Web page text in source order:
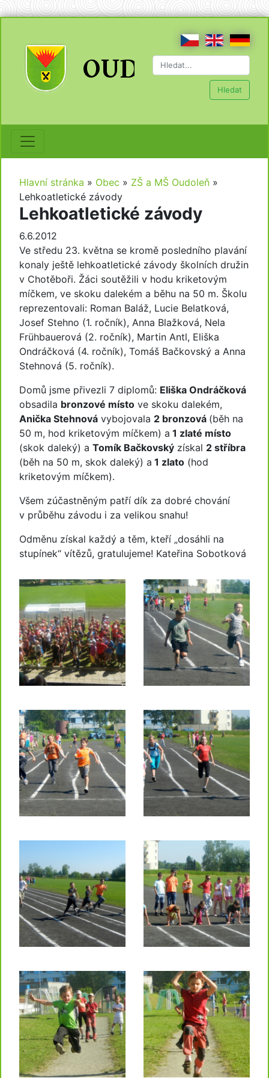
Hledat
Hlavní stránka » Obec » ZŠ a MŠ Oudoleň »
Lehkoatletické závody
Lehkoatletické závody
6.6.2012
Ve středu 23. května se kromě posledního plavání
konaly ještě lehkoatletické závody školních družin
v Chotěboři. Žáci soutěžili v hodu kriketovým
míčkem, ve skoku dalekém a běhu na 50 m. Školu
reprezentovali: Roman Baláž, Lucie Belatková,
Josef Stehno (1. ročník), Anna Blažková, Nela
Frühbauerová (2. ročník), Martin Antl, Eliška
Ondráčková (4. ročník), Tomáš Bačkovský a Anna
Stehnová (5. ročník).
Domů jsme přivezli 7 diplomů: Eliška Ondráčková
obsadila bronzové místo ve skoku dalekém,
Anička Stehnová vybojovala 2 bronzová (běh na
50 m, hod kriketovým míčkem) a 1 zlaté místo
(skok daleký) a Tomík Bačkovský získal 2 stříbra
(běh na 50 m, skok daleký) a 1 zlato (hod
kriketovým míčkem).
Všem zúčastněným patří dík za dobré chování
v průběhu závodu i za velikou snahu!
Odměnu získal každý a těm, kteří „dosáhli na
stupínek“ vítězů, gratulujeme! Kateřina Sobotková